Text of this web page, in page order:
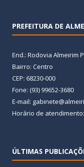
PREFEITURA DE
End.: Rodovia Almeirim
Bairro: Centro
CEP: 68230-000
Fone: (93) 99652-3680
E-mail:
Horário de atendimento:
ÚLTIMAS